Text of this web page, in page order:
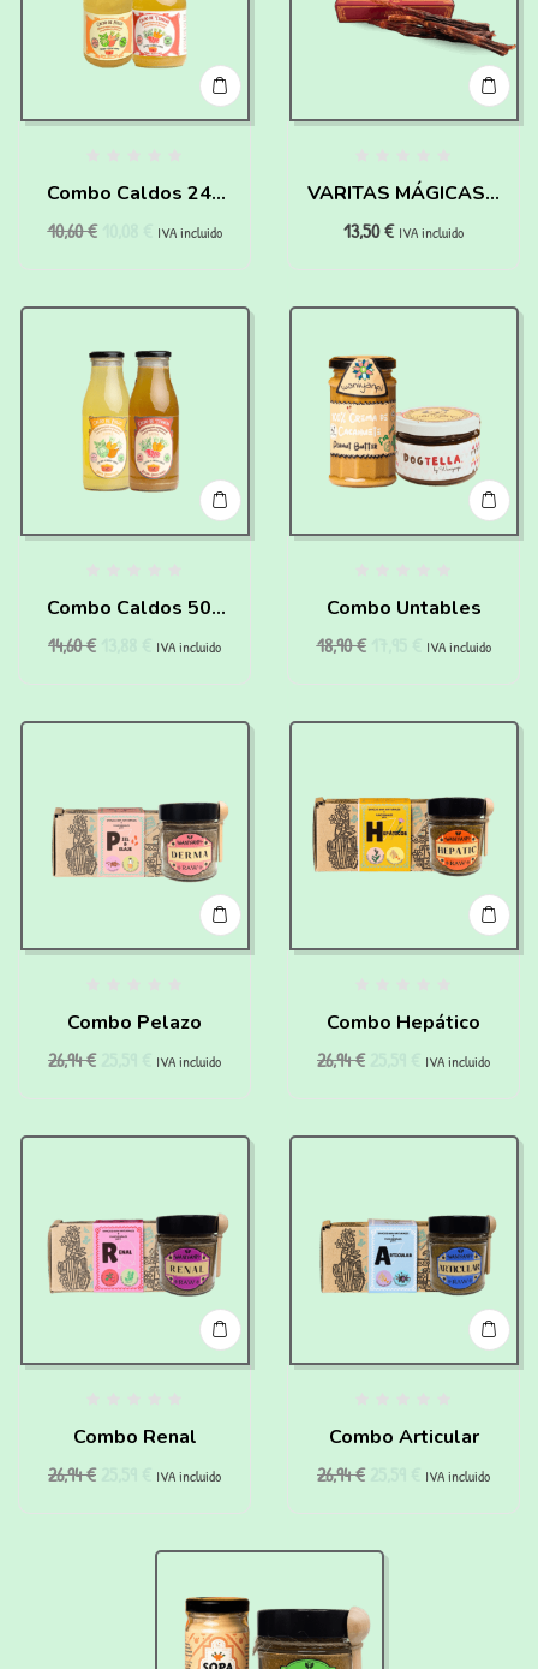
Combo Caldos 240
10,60€ IVA incluido
VARITAS MÁGICAS –
HAIRY PAWTTER
13,50€ IVA incluido
Combo Caldos 500
14,60€ IVA incluido
Combo Untables
18,90€ IVA incluido
Combo Pelazo
26,94€ IVA incluido
Combo Hepático
26,94€ IVA incluido
Combo Renal
26,94€ IVA incluido
Combo Articular
26,94€ IVA incluido